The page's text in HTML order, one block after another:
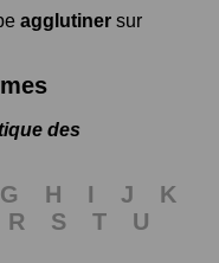
agglutiner sur
des
G H I J
K
R S T
U